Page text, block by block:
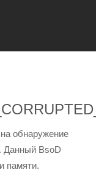
обнаружение
Данный BsoD
памяти.